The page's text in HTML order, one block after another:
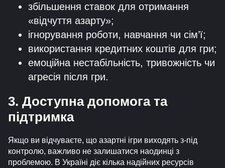
збільшення ставок для отримання
«відчуття азарту»;
ігнорування роботи, навчання чи сім’ї;
використання кредитних коштів для гри;
емоційна нестабільність, тривожність чи
агресія після гри.
3. Доступна допомога та
підтримка
Якщо ви відчуваєте, що азартні ігри виходять з-під
контролю, важливо не залишатися наодинці з
проблемою. В Україні діє кілька надійних ресурсів